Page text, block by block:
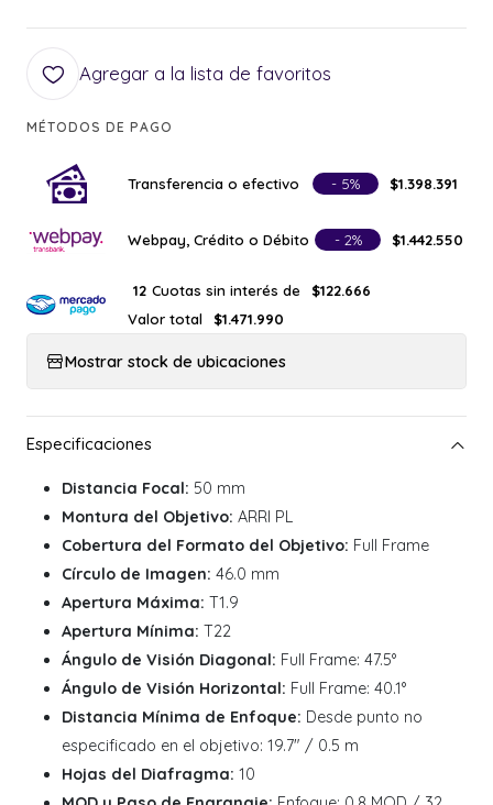
Agregar a la lista de favoritos
MÉTODOS DE PAGO
Transferencia o efectivo - 5% $1.398.391
Webpay, Crédito o Débito - 2% $1.442.550
12 Cuotas sin interés de
$122.666
Valor total
$1.471.990
Mostrar stock de ubicaciones
Distancia Focal: 50 mm
Montura del Objetivo: ARRI PL
Cobertura del Formato del Objetivo: Full Frame
Círculo de Imagen: 46.0 mm
Apertura Máxima: T1.9
Apertura Mínima: T22
Ángulo de Visión Diagonal: Full Frame: 47.5°
Ángulo de Visión Horizontal: Full Frame: 40.1°
Distancia Mínima de Enfoque: Desde punto no
especificado en el objetivo: 19.7" / 0.5 m
Hojas del Diafragma: 10